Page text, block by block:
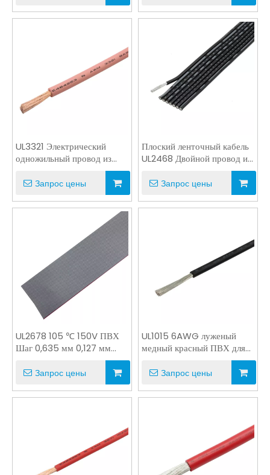
UL3321 Электрический
одножильный провод из
Запрос цены
Плоский ленточный кабель
UL2468 Двойной провод из
проводки
Запрос цены
UL2678 105 ℃ 150V ПВХ
Шаг 0,635 мм 0,127 мм
Серый Красный IDC AWM
Запрос цены
UL1015 6AWG луженый
медный красный ПВХ для
Запрос цены